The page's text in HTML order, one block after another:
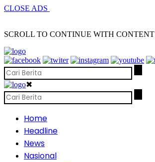
CLOSE ADS
SCROLL TO CONTINUE WITH CONTENT
✖
Home
Headline
News
Nasional